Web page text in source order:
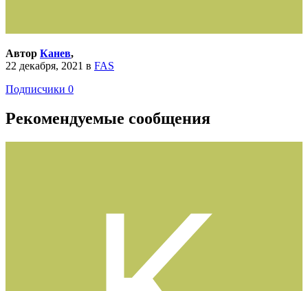
Автор Канев,
22 декабря, 2021 в FAS
Подписчики 0
Рекомендуемые сообщения